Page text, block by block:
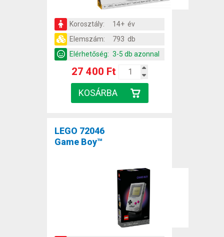
Korosztály:
14+ év
Elemszám:
793 db
Elérhetőség: 3-5 db azonnal
27 400 Ft
LEGO 72046
Game Boy™